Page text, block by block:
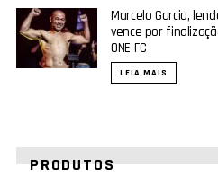
Marcelo Garcia,
vence por
ONE FC
LEIA MAIS
PRODUTOS